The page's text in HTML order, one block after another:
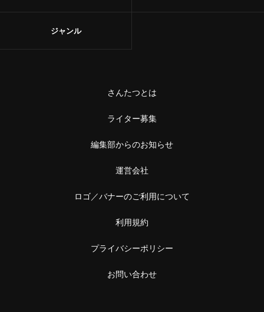
ジャンル
さんたつとは
ライター募集
編集部からのお知らせ
運営会社
ロゴ／バナーのご利用について
利用規約
プライバシーポリシー
お問い合わせ